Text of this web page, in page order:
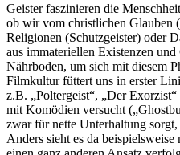
Geister faszinieren die
ob wir vom christlichen Glauben
Religionen (Schutzgeister) oder
aus immateriellen Existenzen
Nährboden, um sich mit diesem
Filmkultur füttert uns in erster
z.B. „Poltergeist“, „Der
mit Komödien versucht
zwar für nette Unterhaltung
Anders sieht es da